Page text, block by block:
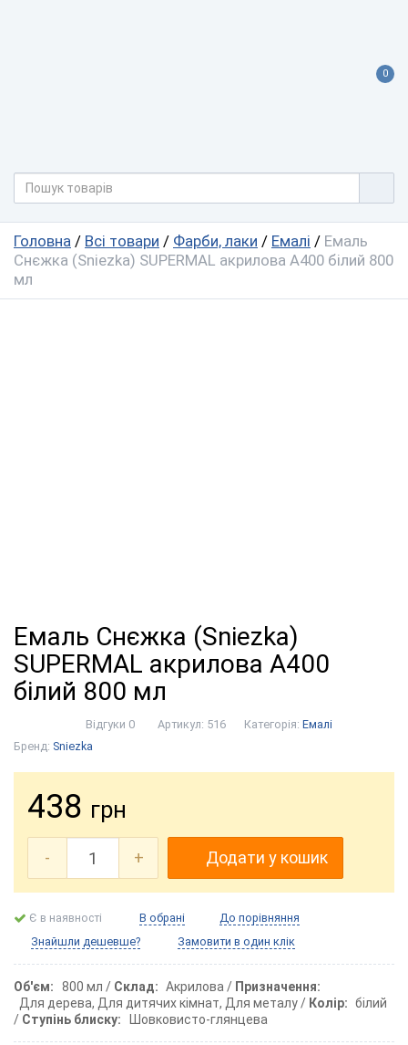
0
Головна / Всі товари / Фарби, лаки / Емалі / Емаль
Снєжка (Sniezka) SUPERMAL акрилова А400 білий 800
мл
Емаль Снєжка (Sniezka)
SUPERMAL акрилова А400
білий 800 мл
Відгуки 0 Артикул: 516 Категорія: Емалі
Бренд: Sniezka
438 грн
- + Додати у кошик
Є в наявності В обрані
До порівняння
Знайшли дешевше?
Замовити в один клік
Об'єм 800 мл Склад Акрилова
Призначення
Для дерева, Для дитячих кімнат, Для металу
Колір
білий
Ступінь блиску
Шовковисто-глянцева